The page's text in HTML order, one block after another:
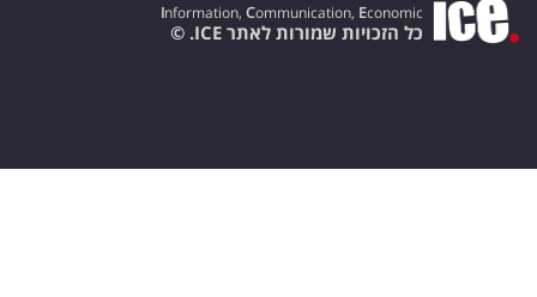
Information, Communication, Economic
כל הזכויות שמורות לאתר ICE. ©